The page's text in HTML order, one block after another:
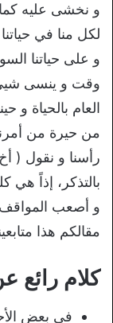
و نخشى عليه كما
لكل منا في حياتنا
و على حياتنا
وقت و ينسى
العام بالحياة و
من حيرة من
رأسنا و نقول (
بالتذكر، إذاً هي
و أصعب
مقالكم هذا
كلام رائع
في بعض